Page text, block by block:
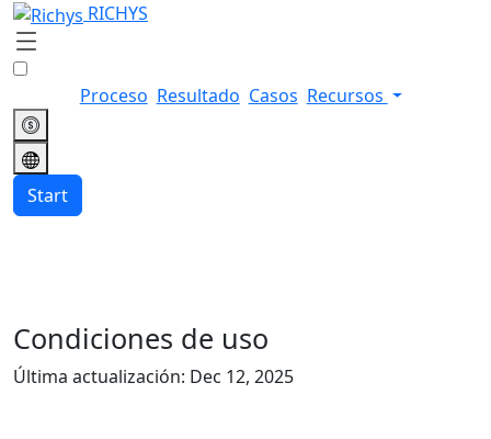
RICHYS
Proceso Resultado Casos Recursos
Start
Condiciones de uso
Última actualización: Dec 12, 2025